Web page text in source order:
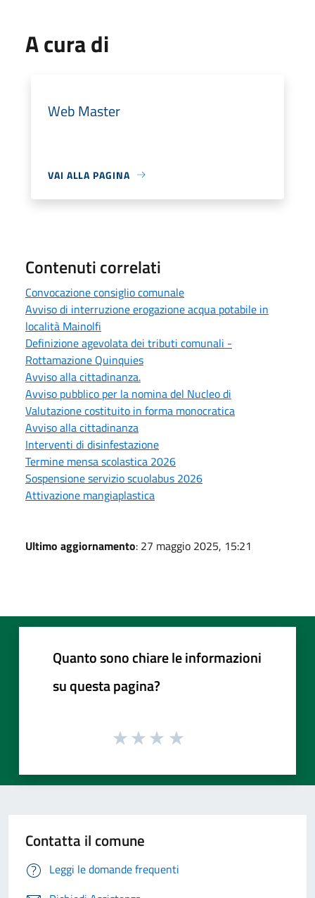
A cura di
Web Master
VAI ALLA PAGINA
Contenuti correlati
Convocazione consiglio comunale
Avviso di interruzione erogazione acqua potabile in
località Mainolfi
Definizione agevolata dei tributi comunali -
Rottamazione Quinquies
Avviso alla cittadinanza.
Avviso pubblico per la nomina del Nucleo di
Valutazione costituito in forma monocratica
Avviso alla cittadinanza
Interventi di disinfestazione
Termine mensa scolastica 2026
Sospensione servizio scuolabus 2026
Attivazione mangiaplastica
Ultimo aggiornamento: 27 maggio 2025, 15:21
Quanto sono chiare le informazioni
su questa pagina?
Contatta il comune
Leggi le domande frequenti